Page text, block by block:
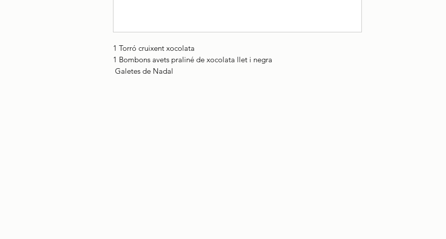
1 Torró cruixent xocolata
1 Bombons avets praliné de xocolata llet i negra
Galetes de Nadal